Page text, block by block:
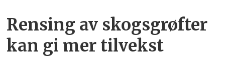
Rensing av skogsgrøfter
kan gi mer tilvekst